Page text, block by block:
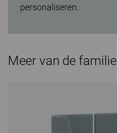
personaliseren.
Meer van de familie